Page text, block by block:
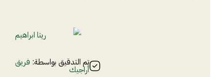
ريتا ابراهيم
تم التدقيق بواسطة: فريق
أراجيك